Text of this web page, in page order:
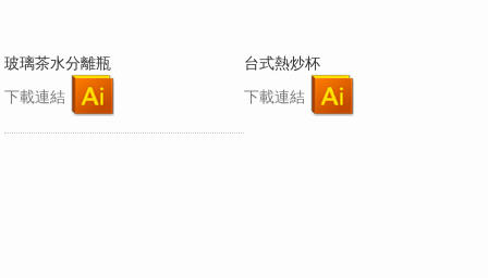
玻璃茶水分離瓶
下載連結
台式熱炒杯
下載連結